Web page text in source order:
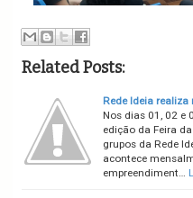
Related Posts:
Rede Ideia
Nos dias 01, 02 e
edição da Feira
grupos da Rede
acontece
empreendiment…